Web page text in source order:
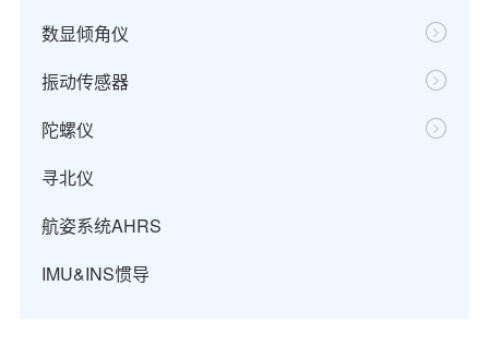
数显倾角仪
振动传感器
陀螺仪
寻北仪
航姿系统AHRS
IMU&INS惯导